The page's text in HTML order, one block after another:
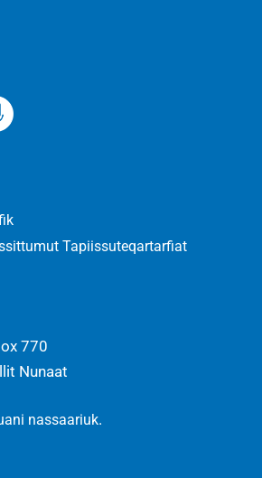
Tapiissuteqartarfiat
770
Nunaat
nassaariuk.